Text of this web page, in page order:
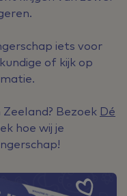
iets voor
of kijk op
Bezoek Dé
hoe wij je